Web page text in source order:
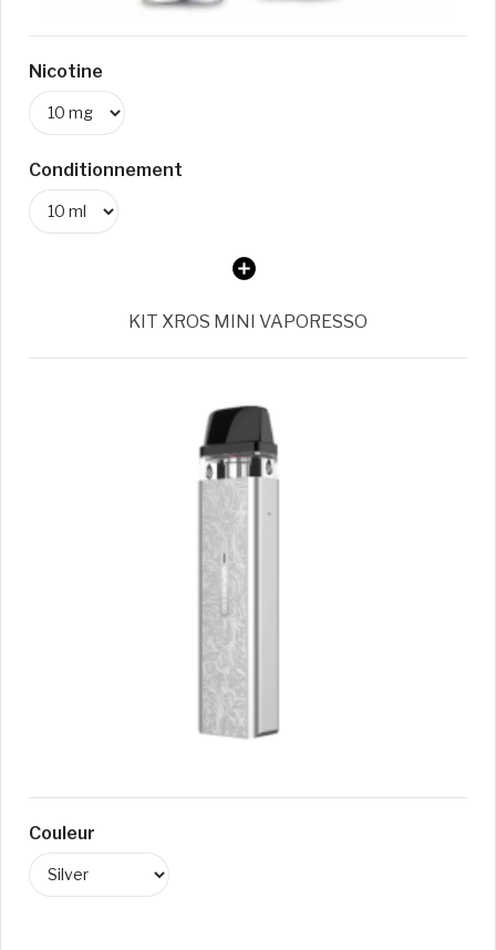
Nicotine
Conditionnement
KIT XROS MINI VAPORESSO
Couleur